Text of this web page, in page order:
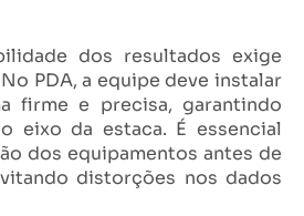
dos resultados exige
PDA, a equipe deve instalar
firme e precisa, garantindo
eixo da estaca. É essencial
dos equipamentos antes de
distorções nos dados